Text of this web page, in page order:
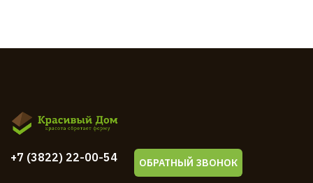
+7 (3822) 22-00-54 ОБРАТНЫЙ ЗВОНОК